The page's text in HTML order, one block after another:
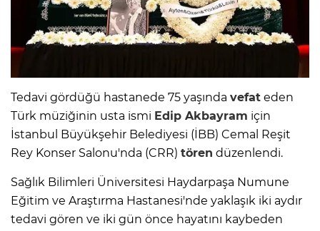
Tedavi gördüğü hastanede 75 yaşında vefat eden
Türk müziğinin usta ismi Edip Akbayram için
İstanbul Büyükşehir Belediyesi (İBB) Cemal Reşit
Rey Konser Salonu'nda (CRR) tören düzenlendi.
Sağlık Bilimleri Üniversitesi Haydarpaşa Numune
Eğitim ve Araştırma Hastanesi'nde yaklaşık iki aydır
tedavi gören ve iki gün önce hayatını kaybeden